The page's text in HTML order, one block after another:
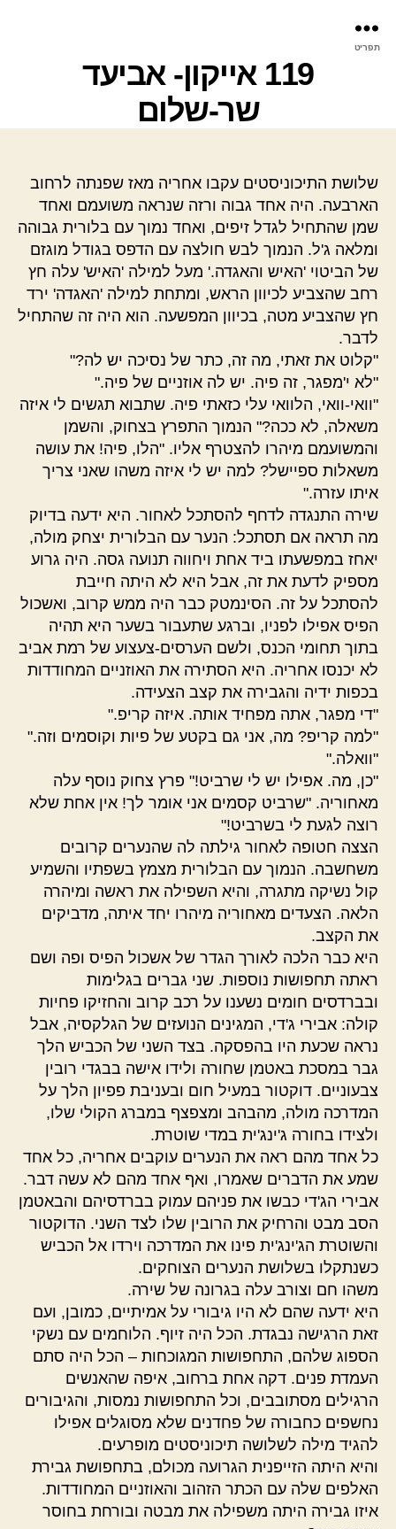
תפריט
119 אייקון- אביעד
שר-שלום
שלושת התיכוניסטים עקבו אחריה מאז שפנתה לרחוב
הארבעה. היה אחד גבוה ורזה שנראה משועמם ואחד
שמן שהתחיל לגדל זיפים, ואחד נמוך עם בלורית גבוהה
ומלאה ג'ל. הנמוך לבש חולצה עם הדפס בגודל מוגזם
של הביטוי 'האיש והאגדה.' מעל למילה 'האיש' עלה חץ
רחב שהצביע לכיוון הראש, ומתחת למילה 'האגדה' ירד
חץ שהצביע מטה, בכיוון המפשעה. הוא היה זה שהתחיל
לדבר.
"קלוט את זאתי, מה זה, כתר של נסיכה יש לה?"
"לא י'מפגר, זה פיה. יש לה אוזניים של פיה."
"וואי-וואי, הלוואי עלי כזאתי פיה. שתבוא תגשים לי איזה
משאלה, לא ככה?" הנמוך התפרץ בצחוק, והשמן
והמשועמם מיהרו להצטרף אליו. "הלו, פיה! את עושה
משאלות ספיישל? למה יש לי איזה משהו שאני צריך
איתו עזרה."
שירה התנגדה לדחף להסתכל לאחור. היא ידעה בדיוק
מה תראה אם תסתכל: הנער עם הבלורית יצחק מולה,
יאחז במפשעתו ביד אחת ויחווה תנועה גסה. היה גרוע
מספיק לדעת את זה, אבל היא לא היתה חייבת
להסתכל על זה. הסינמטק כבר היה ממש קרוב, ואשכול
הפיס אפילו לפניו, וברגע שתעבור בשער היא תהיה
בתוך תחומי הכנס, ולשם הערסים-צעצוע של רמת אביב
לא יכנסו אחריה. היא הסתירה את האוזניים המחודדות
בכפות ידיה והגבירה את קצב הצעידה.
"די מפגר, אתה מפחיד אותה. איזה קריפ."
"למה קריפ? מה, אני גם בקטע של פיות וקוסמים וזה."
"וואלה."
"כן, מה. אפילו יש לי שרביט!" פרץ צחוק נוסף עלה
מאחוריה. "שרביט קסמים אני אומר לך! אין אחת שלא
רוצה לגעת לי בשרביט!"
הצצה חטופה לאחור גילתה לה שהנערים קרובים
משחשבה. הנמוך עם הבלורית מצמץ בשפתיו והשמיע
קול נשיקה מתגרה, והיא השפילה את ראשה ומיהרה
הלאה. הצעדים מאחוריה מיהרו יחד איתה, מדביקים
את הקצב.
היא כבר הלכה לאורך הגדר של אשכול הפיס ופה ושם
ראתה תחפושות נוספות. שני גברים בגלימות
ובברדסים חומים נשענו על רכב קרוב והחזיקו פחיות
קולה: אבירי ג'די, המגינים הנועזים של הגלקסיה, אבל
נראה שכעת היו בהפסקה. בצד השני של הכביש הלך
גבר במסכת באטמן שחורה ולידו אישה בבגדי רובין
צבעוניים. דוקטור במעיל חום ובעניבת פפיון הלך על
המדרכה מולה, מהבהב ומצפצף במברג הקולי שלו,
ולצידו בחורה ג'ינג'ית במדי שוטרת.
כל אחד מהם ראה את הנערים עוקבים אחריה, כל אחד
שמע את הדברים שאמרו, ואף אחד מהם לא עשה דבר.
אבירי הג'די כבשו את פניהם עמוק בברדסיהם והבאטמן
הסב מבט והרחיק את הרובין שלו לצד השני. הדוקטור
והשוטרת הג'ינג'ית פינו את המדרכה וירדו אל הכביש
כשנתקלו בשלושת הנערים הצוחקים.
משהו חם וצורב עלה בגרונה של שירה.
היא ידעה שהם לא היו גיבורי על אמיתיים, כמובן, ועם
זאת הרגישה נבגדת. הכל היה זיוף. הלוחמים עם נשקי
הספוג שלהם, התחפושות המגוכחות – הכל היה סתם
העמדת פנים. דקה אחת ברחוב, איפה שהאנשים
הרגילים מסתובבים, וכל התחפושות נמסות, והגיבורים
נחשפים כחבורה של פחדנים שלא מסוגלים אפילו
להגיד מילה לשלושה תיכוניסטים מופרעים.
והיא היתה הזייפנית הגרועה מכולם, בתחפושת גבירת
האלפים שלה עם הכתר הזהוב והאוזניים המחודדות.
איזו גבירה היתה משפילה את מבטה ובורחת בחוסר